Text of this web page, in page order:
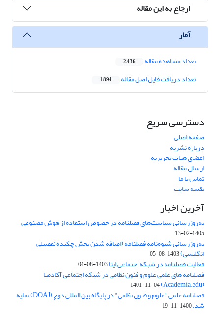
ارجاع به این مقاله
آمار
تعداد مشاهده مقاله 2,436
تعداد دریافت فایل اصل مقاله 1,894
دسترسی سریع
صفحه اصلی
درباره نشریه
اعضای هیات تحریریه
ارسال مقاله
تماس با ما
نقشه سایت
آخرین اخبار
به‌روزرسانی سیاست‌های فصلنامه در خصوص استفاده از هوش مصنوعی
1405-02-13
به‌روزرسانی شیوه‌نامه فصلنامه (اضافه شدن بخش چکیده تفصیلی
انگلیسی)1403-08-05
فعالیت فصلنامه در شبکه اجتماعی ایتا1403-08-04
فصلنامه های علمی علوم و فنون نظامی در شبکه اجتماعی آکادمیا
(Academia.edu)
1401-11-04
فصلنامه علمی "علوم و فنون نظامی" در پایگاه بین المللی دوج (DOAJ) نمایه
شد.1400-11-19